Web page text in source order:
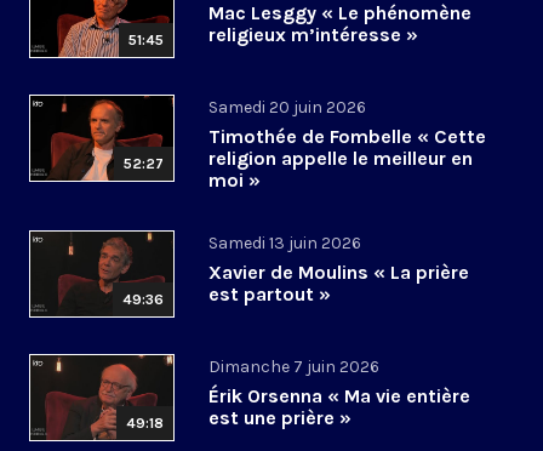
51:45
Mac Lesggy « Le phénomène
religieux m’intéresse »
52:27
Samedi 20 juin 2026
Timothée de Fombelle « Cette
religion appelle le meilleur en
moi »
49:36
Samedi 13 juin 2026
Xavier de Moulins « La prière
est partout »
49:18
Dimanche 7 juin 2026
Érik Orsenna « Ma vie entière
est une prière »